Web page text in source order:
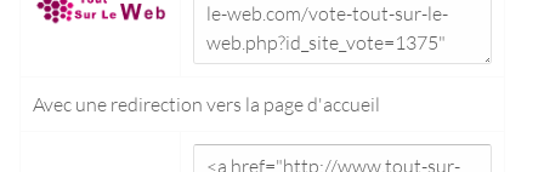
Avec une redirection vers la page d'accueil